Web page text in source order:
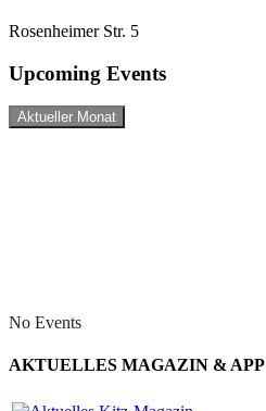
Rosenheimer Str. 5
Upcoming Events
Aktueller Monat
No Events
AKTUELLES MAGAZIN & APP